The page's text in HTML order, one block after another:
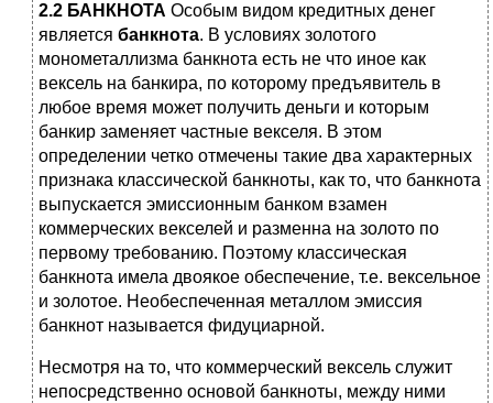
2.2 БАНКНОТА Особым видом кредитных денег
является банкнота. В условиях золотого
монометаллизма банкнота есть не что иное как
вексель на банкира, по которому предъявитель в
любое время может получить деньги и которым
банкир заменяет частные векселя. В этом
определении четко отмечены такие два характерных
признака классической банкноты, как то, что банкнота
выпускается эмиссионным банком взамен
коммерческих векселей и разменна на золото по
первому требованию. Поэтому классическая
банкнота имела двоякое обеспечение, т.е. вексельное
и золотое. Необеспеченная металлом эмиссия
банкнот называется фидуциарной.
Несмотря на то, что коммерческий вексель служит
непосредственно основой банкноты, между ними